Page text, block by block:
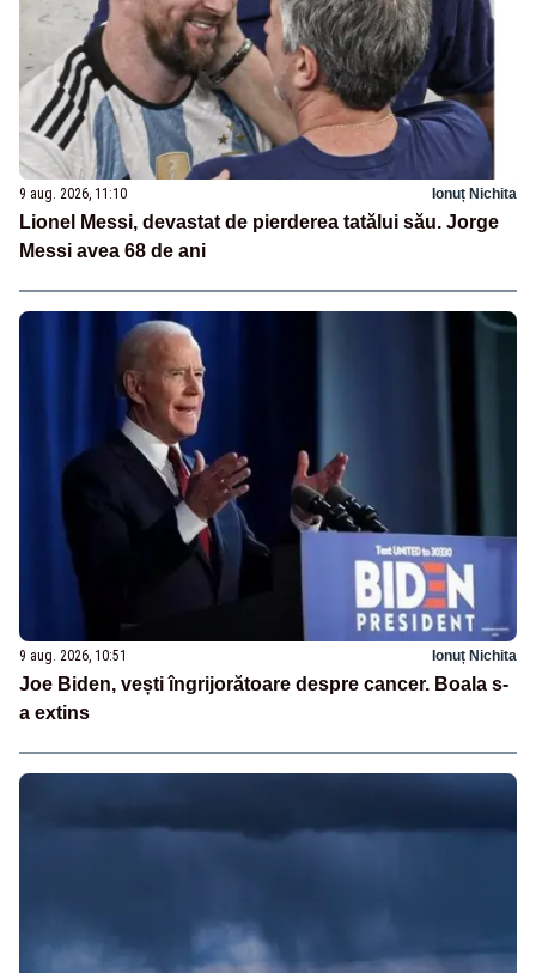
9 aug. 2026, 11:10 Ionuț Nichita
Lionel Messi, devastat de pierderea tatălui său. Jorge
Messi avea 68 de ani
9 aug. 2026, 10:51 Ionuț Nichita
Joe Biden, vești îngrijorătoare despre cancer. Boala s-
a extins